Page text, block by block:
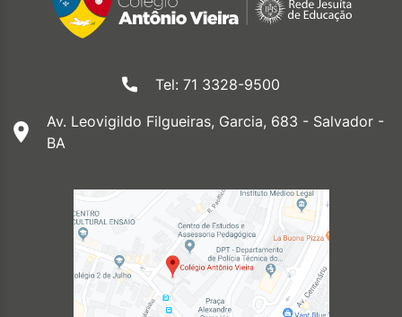
Tel: 71 3328-9500
Av. Leovigildo Filgueiras, Garcia, 683 - Salvador -
BA